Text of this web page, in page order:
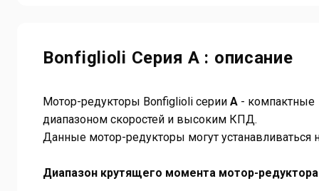
Bonfiglioli Серия A : описание
Мотор-редукторы Bonfiglioli серии A - компактные
диапазоном скоростей и высоким КПД.
Данные мотор-редукторы могут устанавливаться
Диапазон крутящего момента мотор-